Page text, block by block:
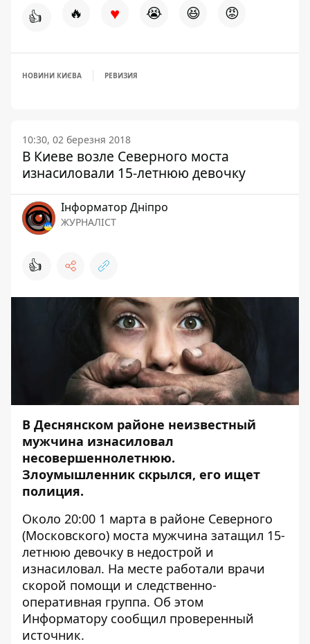
👍 🔥 ♥ 😭 😆 😡
НОВИНИ КИЄВА РЕВИЗИЯ
10:30, 02 березня 2018
В Киеве возле Северного моста
изнасиловали 15-летнюю девочку
Інформатор Дніпро
ЖУРНАЛІСТ
👍
В Деснянском районе неизвестный
мужчина изнасиловал
несовершеннолетнюю.
Злоумышленник скрылся, его ищет
полиция.
Около 20:00 1 марта в районе Северного
(Московского) моста мужчина затащил 15-
летнюю девочку в недострой и
изнасиловал. На месте работали врачи
скорой помощи и следственно-
оперативная группа. Об этом
Информатору сообщил проверенный
источник.